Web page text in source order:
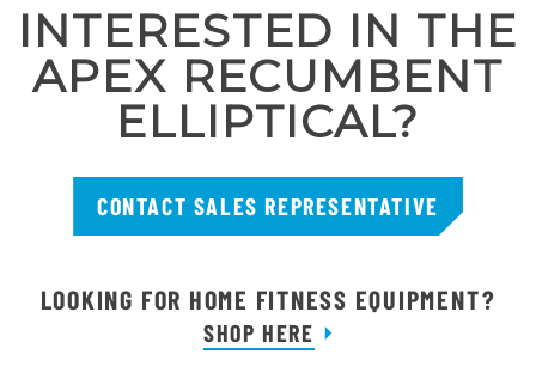
INTERESTED IN THE
APEX RECUMBENT
ELLIPTICAL?
CONTACT SALES REPRESENTATIVE
LOOKING FOR HOME FITNESS EQUIPMENT?
SHOP HERE